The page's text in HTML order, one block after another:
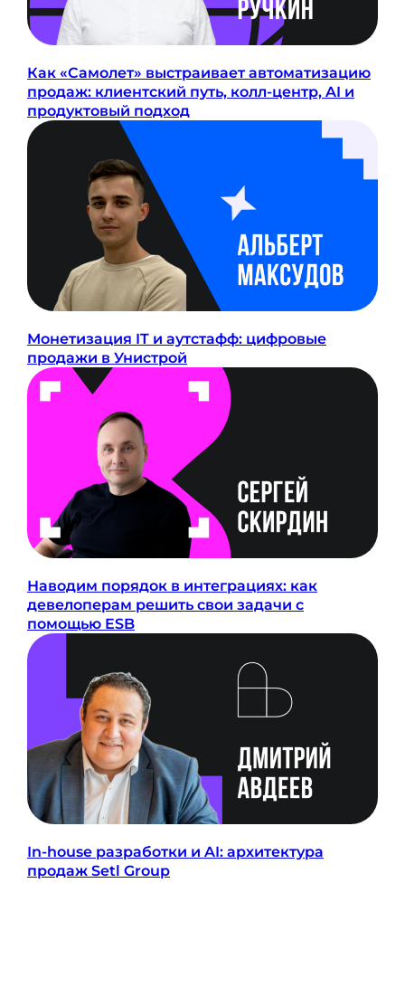
Как «Самолет» выстраивает автоматизацию
продаж: клиентский путь, колл-центр, AI и
продуктовый подход
Монетизация IT и аутстафф: цифровые
продажи в Унистрой
Наводим порядок в интеграциях: как
девелоперам решить свои задачи с
помощью ESB
In-house разработки и AI: архитектура
продаж Setl Group